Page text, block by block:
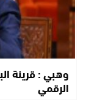
وهبي : قرينة
الرقمي